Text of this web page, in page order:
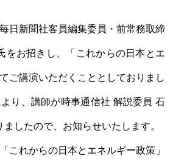
日新聞社客員編集委員・前常務取締
お招きし、「これからの日本とエ
ご講演いただくこととしておりまし
り、講師が時事通信社 解説委員 石
したので、お知らせいたします。
これからの日本とエネルギー政策」